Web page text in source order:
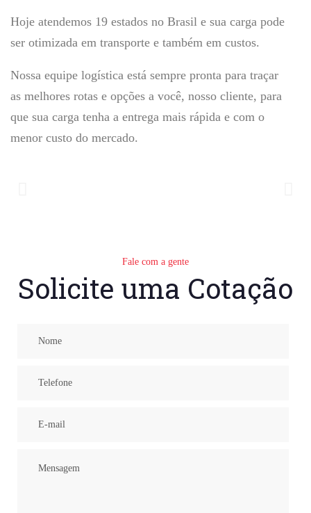
Hoje atendemos 19 estados no Brasil e sua carga pode
ser otimizada em transporte e também em custos.
Nossa equipe logística está sempre pronta para traçar
as melhores rotas e opções a você, nosso cliente, para
que sua carga tenha a entrega mais rápida e com o
menor custo do mercado.
Fale com a gente
Solicite uma Cotação